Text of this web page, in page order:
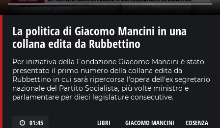
La politica di Giacomo Mancini in una
collana edita da Rubbettino
Per iniziativa della Fondazione Giacomo Mancini è stato
presentato il primo numero della collana edita da
Rubbettino in cui sarà ripercorsa l'opera dell'ex segretario
nazionale del Partito Socialista, più volte ministro e
parlamentare per dieci legislature consecutive.
01:45 COSENZA
GIACOMO MANCINI
LIBRI